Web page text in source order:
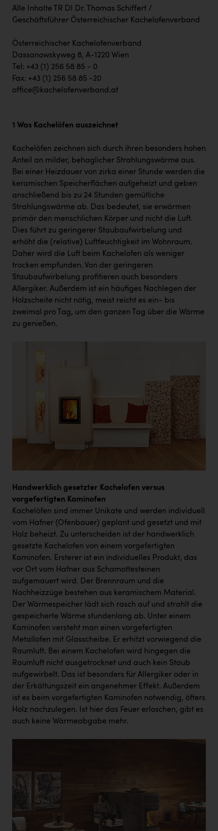
Alle Inhalte TR DI Dr. Thomas Schiffert /
Geschäftsführer Österreichischer Kachelofenverband
Österreichischer Kachelofenverband
Dassanowskyweg 8, A-1220 Wien
Tel: +43 (1) 256 58 85 - 0
Fax: +43 (1) 256 58 85 -20
office@kachelofenverband.at
1 Was Kachelöfen auszeichnet
Kachelöfen zeichnen sich durch ihren besonders hohen
Anteil an milder, behaglicher Strahlungswärme aus.
Bei einer Heizdauer von zirka einer Stunde werden die
keramischen Speicherflächen aufgeheizt und geben
anschließend bis zu 24 Stunden gemütliche
Strahlungswärme ab. Das bedeutet, sie erwärmen
primär den menschlichen Körper und nicht die Luft.
Dies führt zu geringerer Staubaufwirbelung und
erhöht die (relative) Luftfeuchtigkeit im Wohnraum.
Daher wird die Luft beim Kachelofen als weniger
trocken empfunden. Von der geringeren
Staubaufwirbelung profitieren auch besonders
Allergiker. Außerdem ist ein häufiges Nachlegen der
Holzscheite nicht nötig, meist reicht es ein- bis
zweimal pro Tag, um den ganzen Tag über die Wärme
zu genießen.
Handwerklich gesetzter Kachelofen versus
vorgefertigten Kaminofen
Kachelöfen sind immer Unikate und werden individuell
vom Hafner (Ofenbauer) geplant und gesetzt und mit
Holz beheizt. Zu unterscheiden ist der handwerklich
gesetzte Kachelofen von einem vorgefertigten
Kaminofen. Ersterer ist ein individuelles Produkt, das
vor Ort vom Hafner aus Schamottesteinen
aufgemauert wird. Der Brennraum und die
Nachheizzüge bestehen aus keramischem Material.
Der Wärmespeicher lädt sich rasch auf und strahlt die
gespeicherte Wärme stundenlang ab. Unter einem
Kaminofen versteht man einen vorgefertigten
Metallofen mit Glasscheibe. Er erhitzt vorwiegend die
Raumluft. Bei einem Kachelofen wird hingegen die
Raumluft nicht ausgetrocknet und auch kein Staub
aufgewirbelt. Das ist besonders für Allergiker oder in
der Erkältungszeit ein angenehmer Effekt. Außerdem
ist es beim vorgefertigten Kaminofen notwendig, öfters
Holz nachzulegen. Ist hier das Feuer erloschen, gibt es
auch keine Wärmeabgabe mehr.